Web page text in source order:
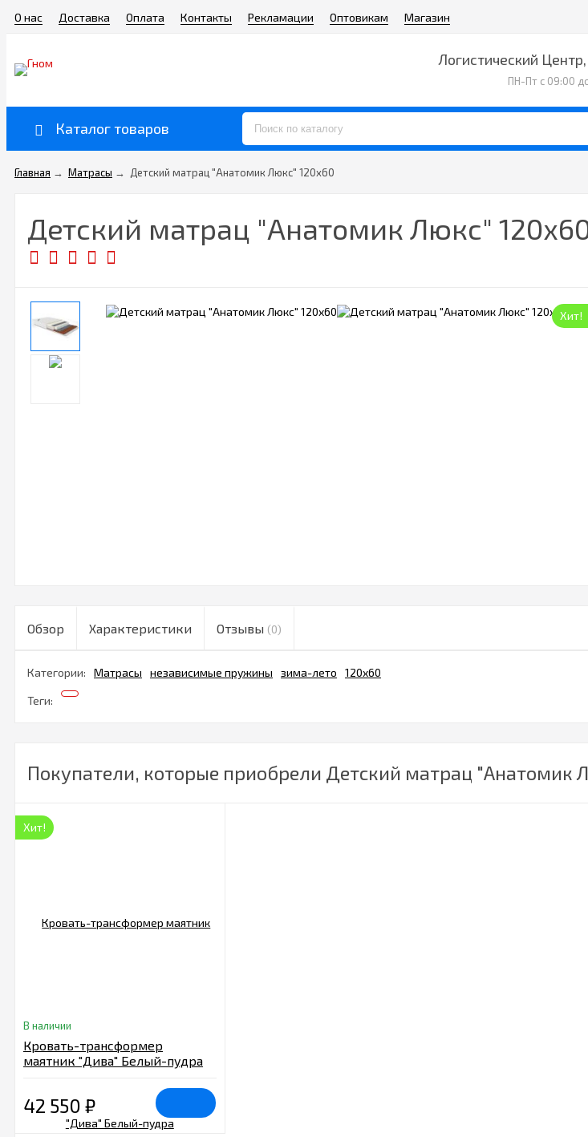
О нас Доставка Оплата Контакты Рекламации Оптовикам Магазин
Логистический
ПН-Пт с 09:00
Каталог товаров
Главная → Матрасы → Детский матрац "Анатомик Люкс" 120х60
Детский матрац "Анатомик Люкс"
Хит!
Обзор Характеристики Отзывы (0)
Категории: Матрасы независимые пружины зима-лето 120х60
Теги:
Покупатели, которые приобрели Детский матрац "Анатомик
Хит!
В наличии
Кровать-трансформер
маятник "Дива" Белый-пудра
42 550 ₽